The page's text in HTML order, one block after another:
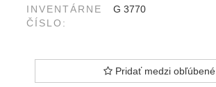
INVENTÁRNE
ČÍSLO:
G 3770
Pridať medzi obľúbené